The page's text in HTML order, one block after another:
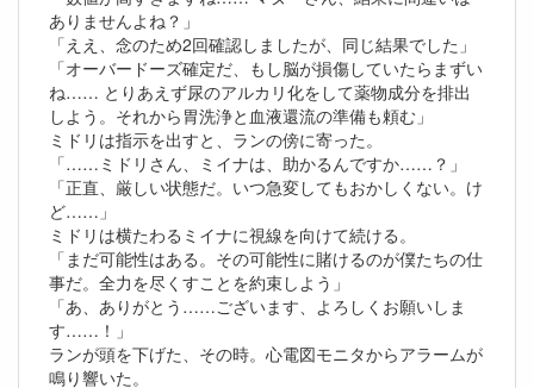
ありませんよね？」
「ええ、念のため2回確認しましたが、同じ結果でした」
「オーバードーズ確定だ、もし脳が損傷していたらまずい
ね…… とりあえず尿のアルカリ化をして薬物成分を排出
しよう。それから胃洗浄と血液還流の準備も頼む」
ミドリは指示を出すと、ランの傍に寄った。
「……ミドリさん、ミイナは、助かるんですか……？」
「正直、厳しい状態だ。いつ急変してもおかしくない。け
ど……」
ミドリは横たわるミイナに視線を向けて続ける。
「まだ可能性はある。その可能性に賭けるのが僕たちの仕
事だ。全力を尽くすことを約束しよう」
「あ、ありがとう……ございます、よろしくお願いしま
す……！」
ランが頭を下げた、その時。心電図モニタからアラームが
鳴り響いた。